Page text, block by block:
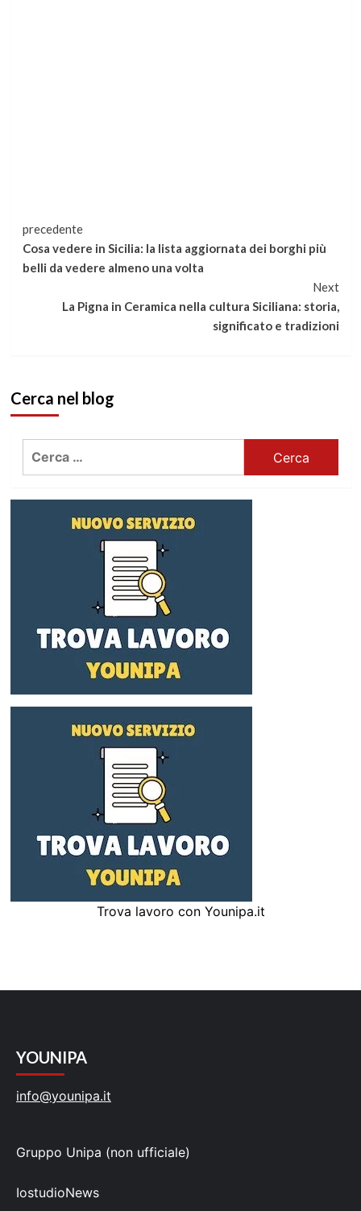
Continua
a
leggere
precedente
Cosa vedere in Sicilia: la lista aggiornata dei borghi più
belli da vedere almeno una volta
Next
La Pigna in Ceramica nella cultura Siciliana: storia,
significato e tradizioni
Cerca nel blog
Ricerca
Trova lavoro con Younipa.it
YOUNIPA
info@younipa.it
Gruppo Unipa (non ufficiale)
IostudioNews